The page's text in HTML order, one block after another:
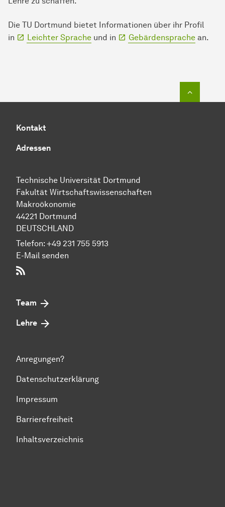
Die TU Dort­mund bietet In­for­ma­ti­onen über ihr Profil
in
Leichter Sprache und in Gebärdensprache an.
Kontakt
Adressen
Technische Uni­ver­si­tät Dort­mund
Fakultät Wirtschafts­wissen­schaften
Makroökonomie
44221 Dort­mund
DEUTSCHLAND
Telefon: +49 231 755 5913
E-Mail senden
Team
Lehre
Anregungen?
Datenschutzerklärung
Impressum
Barrierefreiheit
Inhaltsverzeichnis